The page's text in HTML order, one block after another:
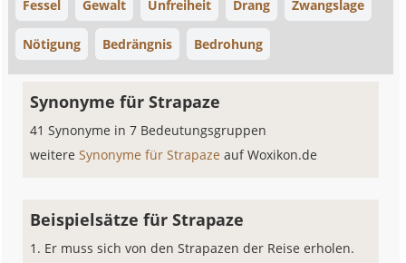
Fessel Gewalt Unfreiheit Drang Zwangslage
Nötigung Bedrängnis Bedrohung
Synonyme für Strapaze
41 Synonyme in 7 Bedeutungsgruppen
weitereSynonyme für Strapazeauf Woxikon.de
Beispielsätze für Strapaze
Er muss sich von den Strapazen der Reise erholen.